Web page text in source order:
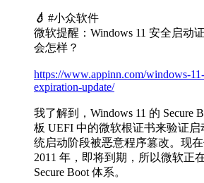
💧 #小众软件
微软提醒：Windows 11 安全启动
会怎样？
https://www.appinn.com/windows-
expiration-update/
我了解到，Windows 11 的 Secure
板 UEFI 中的微软根证书来验证
统启动阶段被恶意程序篡改。现
2011 年，即将到期，所以微软正
Secure Boot 体系。